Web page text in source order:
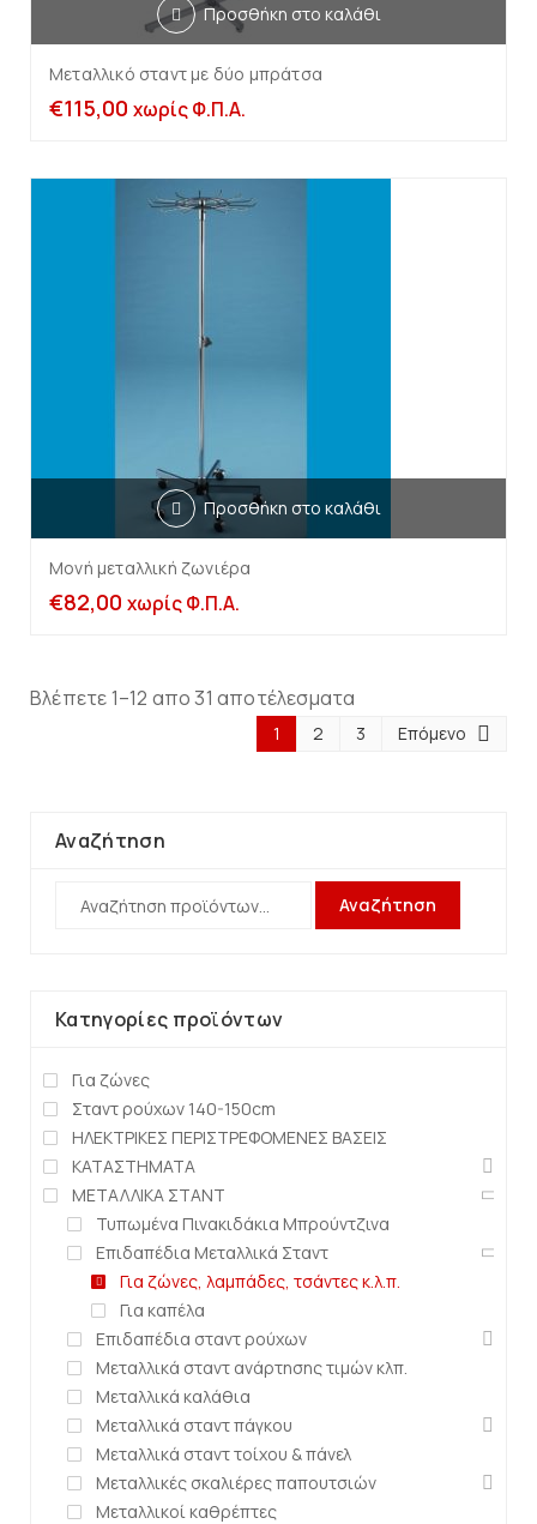
Προσθήκη στο καλάθι
Μεταλλικό σταντ με δύο μπράτσα
€115,00 χωρίς Φ.Π.Α.
Προσθήκη στο καλάθι
Μονή μεταλλική ζωνιέρα
€82,00 χωρίς Φ.Π.Α.
Βλέπετε 1–12 απο 31 αποτέλεσματα
1 2 3 Επόμενο
Αναζήτηση
Αναζήτηση
Κατηγορίες προϊόντων
Για ζώνες
Σταντ ρούχων 140-150cm
ΗΛΕΚΤΡΙΚΕΣ ΠΕΡΙΣΤΡΕΦΟΜΕΝΕΣ ΒΑΣΕΙΣ
ΚΑΤΑΣΤΗΜΑΤΑ
ΜΕΤΑΛΛΙΚΑ ΣΤΑΝΤ
Τυπωμένα Πινακιδάκια Μπρούντζινα
Επιδαπέδια Μεταλλικά Σταντ
Για ζώνες, λαμπάδες, τσάντες κ.λ.π.
Για καπέλα
Επιδαπέδια σταντ ρούχων
Μεταλλικά σταντ ανάρτησης τιμών κλπ.
Μεταλλικά καλάθια
Μεταλλικά σταντ πάγκου
Μεταλλικά σταντ τοίχου & πάνελ
Μεταλλικές σκαλιέρες παπουτσιών
Μεταλλικοί καθρέπτες